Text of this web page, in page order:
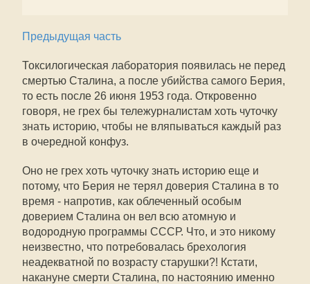
Предыдущая часть
Токсилогическая лаборатория появилась не перед
смертью Сталина, а после убийства самого Берия,
то есть после 26 июня 1953 года. Откровенно
говоря, не грех бы тележурналистам хоть чуточку
знать историю, чтобы не вляпываться каждый раз
в очередной конфуз.
Оно не грех хоть чуточку знать историю еще и
потому, что Берия не терял доверия Сталина в то
время - напротив, как облеченный особым
доверием Сталина он вел всю атомную и
водородную программы СССР. Что, и это никому
неизвестно, что потребовалась брехология
неадекватной по возрасту старушки?! Кстати,
накануне смерти Сталина, по настоянию именно